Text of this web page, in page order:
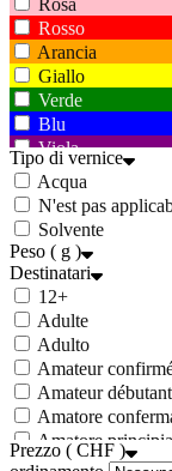
Rosa
Rosso
Arancia
Giallo
Verde
Blu
Viola
Marrone
Bianco
Grigio
Nero
Tipo di vernice
Acqua
N'est pas
Solvente
Peso ( g )
Destinatari
12+
Adulte
Adulto
Amateur
Amateur débutant
Amatore
Amatore
Collectivité
Prezzo ( CHF )